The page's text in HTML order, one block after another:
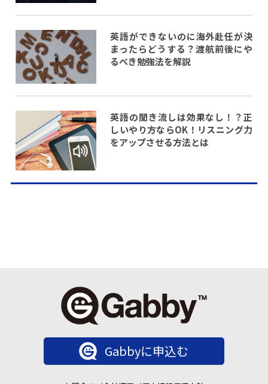
英語ができないのに海外赴任が決
まったらどうする？渡航前後にや
るべき勉強法を解説
英語の聞き流しは効果なし！？正
しいやり方ならOK！リスニング力
をアップさせる方法とは
Gabbyに申込む